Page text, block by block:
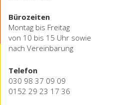
Bürozeiten
Montag bis Freitag
von 10 bis 15 Uhr sowie
nach Vereinbarung
Telefon
030 98 37 09 09
0152 29 23 17 36